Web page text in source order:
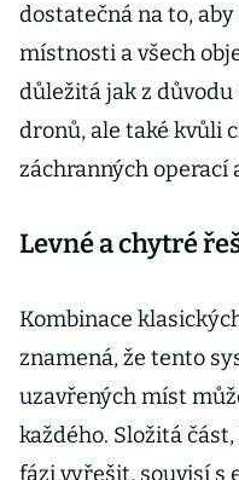
dostatečná na to,
místnosti a všech
důležitá jak z
dronů, ale také kvůli
záchranných operací
Levné a chytré
Kombinace
znamená, že tento
uzavřených míst
každého. Složitá
fázi vyřešit, souvisí s